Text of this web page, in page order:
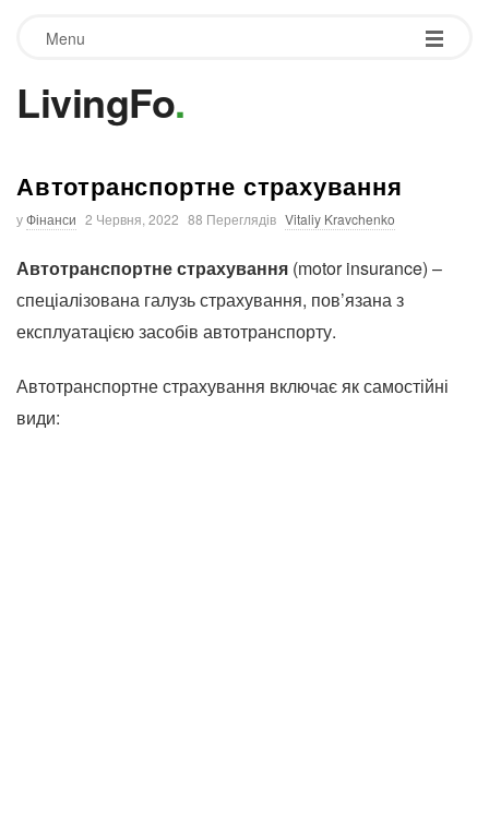
Menu
LivingFo.
Автотранспортне страхування
уФінанси 2 Червня, 2022 88 Переглядів Vitaliy Kravchenko
Автотранспортне страхування (motor insurance) –
спеціалізована галузь страхування, пов’язана з
експлуатацією засобів автотранспорту.
Автотранспортне страхування включає як самостійні
види: